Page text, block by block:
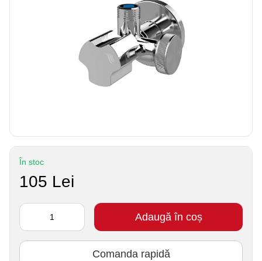
În stoc
105 Lei
Adaugă în coș
Comanda rapidă